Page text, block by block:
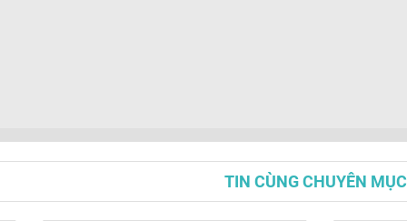
TIN CÙNG CHUYÊN MỤC